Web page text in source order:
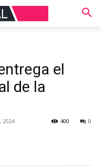
el
de la
2024 0
400